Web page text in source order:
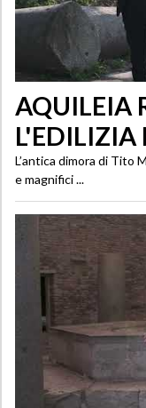
AQUILEIA
L'EDILIZIA
L’antica dimora di Tito
e magnifici ...